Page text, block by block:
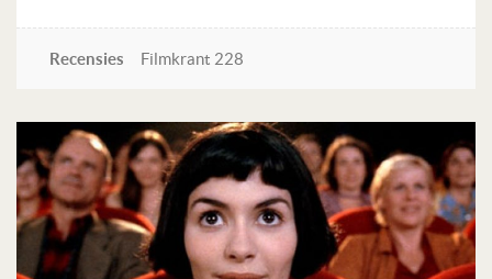
Recensies Filmkrant 228
Lees verder